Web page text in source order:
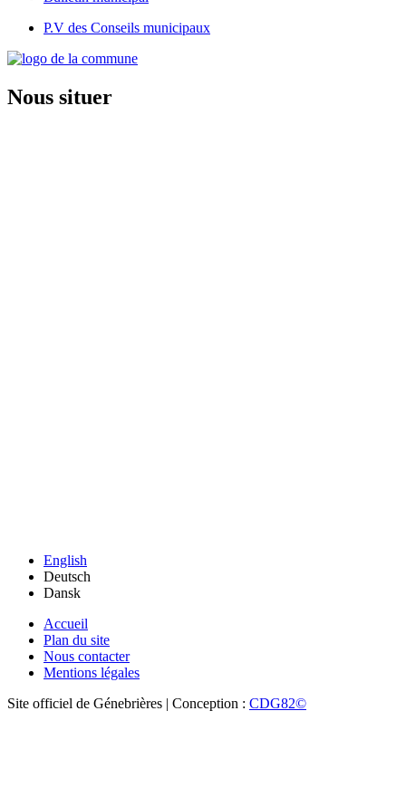
P.V des Conseils municipaux
Nous situer
English
Deutsch
Dansk
Accueil
Plan du site
Nous contacter
Mentions légales
Site officiel de Génebrières | Conception : CDG82©